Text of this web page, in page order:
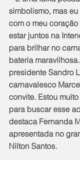
simbolismo, mas
com o meu
estar juntos na
para brilhar no
bateria
presidente Sandro
carnavalesco
convite. Estou
para buscar esse
destaca Fernanda
apresentada no
Nilton Santos.